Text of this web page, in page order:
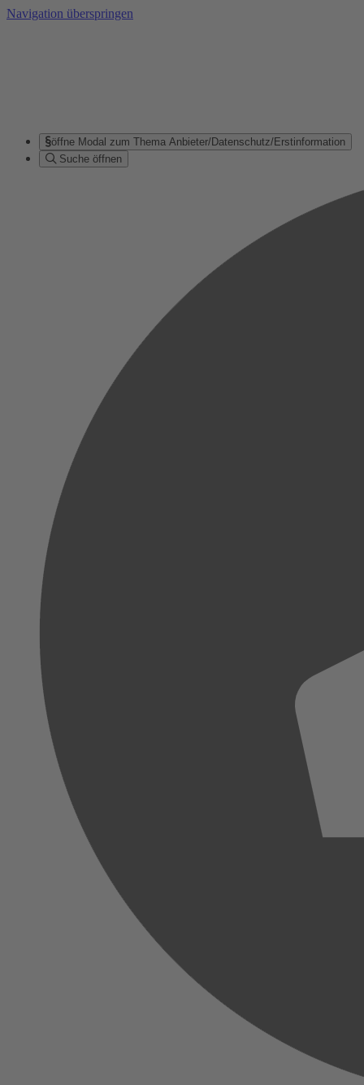
Navigation überspringen
öffne Modal zum Thema Anbieter/Datenschutz/Erstinformation
Suche öffnen